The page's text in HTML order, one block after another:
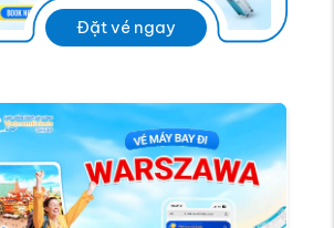
Đặt vé ngay